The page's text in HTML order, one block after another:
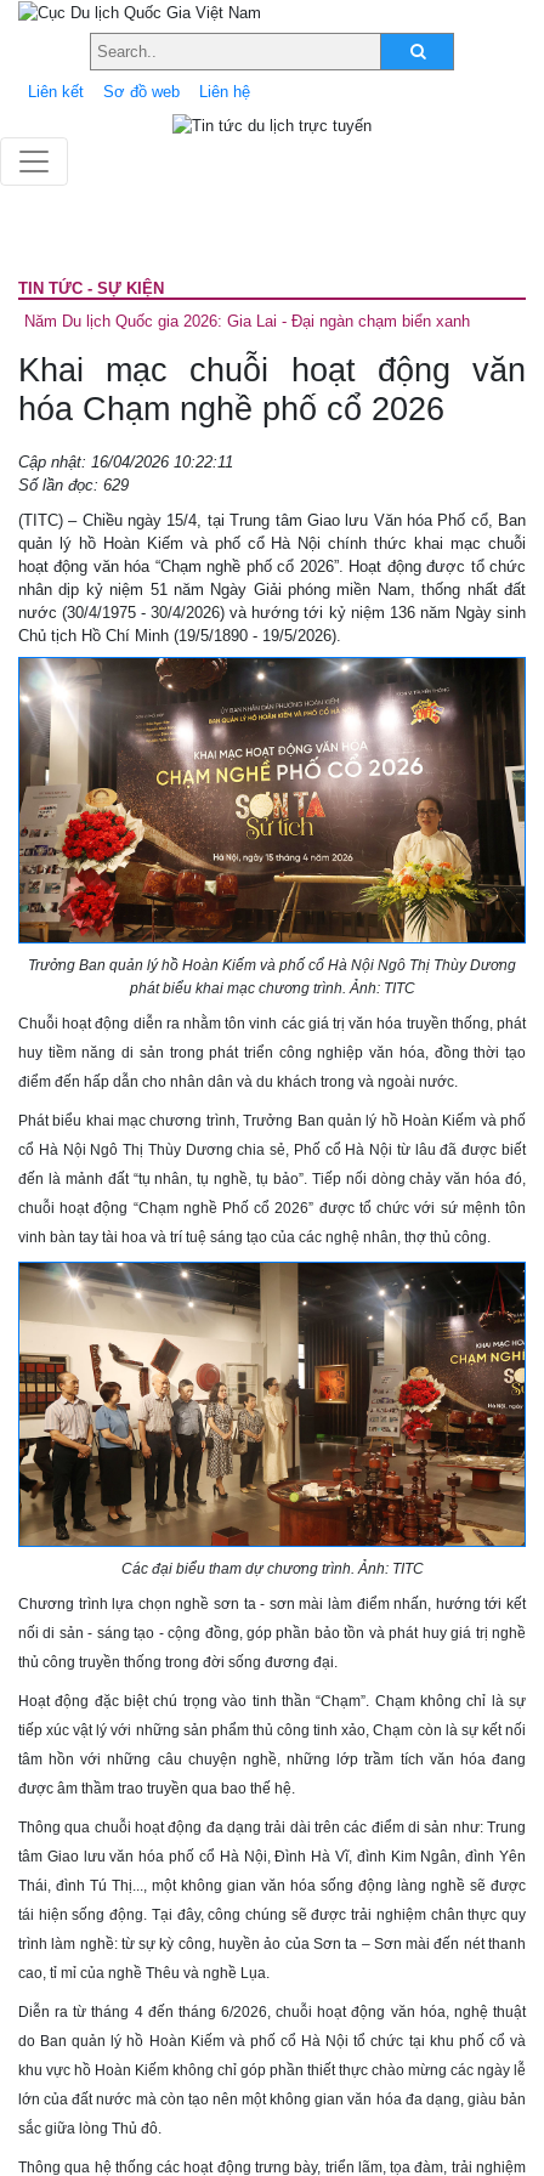
Liên kết Sơ đồ web Liên hệ
TIN TỨC - SỰ KIỆN
Năm Du lịch Quốc gia 2026: Gia Lai - Đại ngàn chạm biển xanh
Khai mạc chuỗi hoạt động văn
hóa Chạm nghề phố cổ 2026
Cập nhật: 16/04/2026 10:22:11
Số lần đọc: 629
(TITC) – Chiều ngày 15/4, tại Trung tâm Giao lưu Văn hóa Phố cổ, Ban
quản lý hồ Hoàn Kiếm và phố cổ Hà Nội chính thức khai mạc chuỗi
hoạt động văn hóa “Chạm nghề phố cổ 2026”. Hoạt động được tổ chức
nhân dịp kỷ niệm 51 năm Ngày Giải phóng miền Nam, thống nhất đất
nước (30/4/1975 - 30/4/2026) và hướng tới kỷ niệm 136 năm Ngày sinh
Chủ tịch Hồ Chí Minh (19/5/1890 - 19/5/2026).
Trưởng Ban quản lý hồ Hoàn Kiếm và phố cổ Hà Nội Ngô Thị Thùy Dương
phát biểu khai mạc chương trình. Ảnh: TITC
Chuỗi hoạt động diễn ra nhằm tôn vinh các giá trị văn hóa truyền thống, phát
huy tiềm năng di sản trong phát triển công nghiệp văn hóa, đồng thời tạo
điểm đến hấp dẫn cho nhân dân và du khách trong và ngoài nước.
Phát biểu khai mạc chương trình, Trưởng Ban quản lý hồ Hoàn Kiếm và phố
cổ Hà Nội Ngô Thị Thùy Dương chia sẻ, Phố cổ Hà Nội từ lâu đã được biết
đến là mảnh đất “tụ nhân, tụ nghề, tụ bảo”. Tiếp nối dòng chảy văn hóa đó,
chuỗi hoạt động “Chạm nghề Phố cổ 2026” được tổ chức với sứ mệnh tôn
vinh bàn tay tài hoa và trí tuệ sáng tạo của các nghệ nhân, thợ thủ công.
Các đại biểu tham dự chương trình. Ảnh: TITC
Chương trình lựa chọn nghề sơn ta - sơn mài làm điểm nhấn, hướng tới kết
nối di sản - sáng tạo - cộng đồng, góp phần bảo tồn và phát huy giá trị nghề
thủ công truyền thống trong đời sống đương đại.
Hoạt động đặc biệt chú trọng vào tinh thần “Chạm”. Chạm không chỉ là sự
tiếp xúc vật lý với những sản phẩm thủ công tinh xảo, Chạm còn là sự kết nối
tâm hồn với những câu chuyện nghề, những lớp trầm tích văn hóa đang
được âm thầm trao truyền qua bao thế hệ.
Thông qua chuỗi hoạt động đa dạng trải dài trên các điểm di sản như: Trung
tâm Giao lưu văn hóa phố cổ Hà Nội, Đình Hà Vĩ, đình Kim Ngân, đình Yên
Thái, đình Tú Thị..., một không gian văn hóa sống động làng nghề sẽ được
tái hiện sống động. Tại đây, công chúng sẽ được trải nghiệm chân thực quy
trình làm nghề: từ sự kỳ công, huyền ảo của Sơn ta – Sơn mài đến nét thanh
cao, tỉ mỉ của nghề Thêu và nghề Lụa.
Diễn ra từ tháng 4 đến tháng 6/2026, chuỗi hoạt động văn hóa, nghệ thuật
do Ban quản lý hồ Hoàn Kiếm và phố cổ Hà Nội tổ chức tại khu phố cổ và
khu vực hồ Hoàn Kiếm không chỉ góp phần thiết thực chào mừng các ngày lễ
lớn của đất nước mà còn tạo nên một không gian văn hóa đa dạng, giàu bản
sắc giữa lòng Thủ đô.
Thông qua hệ thống các hoạt động trưng bày, triển lãm, tọa đàm, trải nghiệm